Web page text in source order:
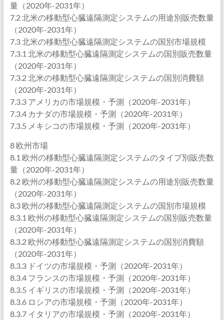
量（2020年-2031年）
7.2 北米の移動型心臓遠隔測定システムの用途別販売数量
（2020年-2031年）
7.3 北米の移動型心臓遠隔測定システムの国別市場規模
7.3.1 北米の移動型心臓遠隔測定システムの国別販売数量
（2020年-2031年）
7.3.2 北米の移動型心臓遠隔測定システムの国別消費額
（2020年-2031年）
7.3.3 アメリカの市場規模・予測（2020年-2031年）
7.3.4 カナダの市場規模・予測（2020年-2031年）
7.3.5 メキシコの市場規模・予測（2020年-2031年）
8 欧州市場
8.1 欧州の移動型心臓遠隔測定システムのタイプ別販売数
量（2020年-2031年）
8.2 欧州の移動型心臓遠隔測定システムの用途別販売数量
（2020年-2031年）
8.3 欧州の移動型心臓遠隔測定システムの国別市場規模
8.3.1 欧州の移動型心臓遠隔測定システムの国別販売数量
（2020年-2031年）
8.3.2 欧州の移動型心臓遠隔測定システムの国別消費額
（2020年-2031年）
8.3.3 ドイツの市場規模・予測（2020年-2031年）
8.3.4 フランスの市場規模・予測（2020年-2031年）
8.3.5 イギリスの市場規模・予測（2020年-2031年）
8.3.6 ロシアの市場規模・予測（2020年-2031年）
8.3.7 イタリアの市場規模・予測（2020年-2031年）